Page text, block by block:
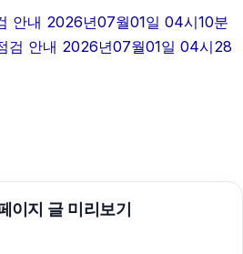
오렌지뱅크
안내 2026년07월01일 04시10분
검 안내 2026년07월01일 04시28
이지 글 미리보기